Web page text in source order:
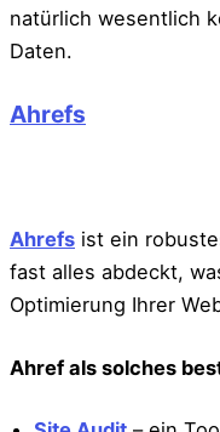
natürlich wesentlich
Daten.
Ahrefs
Ahrefs ist ein
fast alles abdeckt,
Optimierung Ihrer
Ahref als solches